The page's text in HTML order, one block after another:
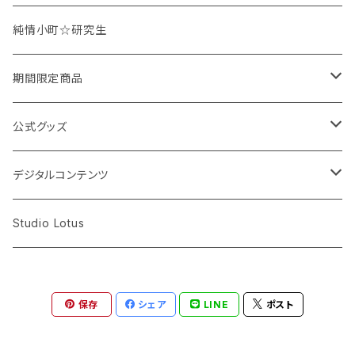
鶴田ちなみ
蜂須賀ゆず
桜井杏菜
塙瑠香
吉川佳那
純情小町☆研究生
期間限定商品
週替わりチェキ
デコレーションあり
書き込みあり
オンラインチェキ
書き込みあり
個別チェキ（サイン入り）
ペアチェキ
公式グッズ
CD
DVD
Tシャツ
デジタルコンテンツ
動画
ドキュメンタリー映像
Studio Lotus
保存 シェア LINE ポスト